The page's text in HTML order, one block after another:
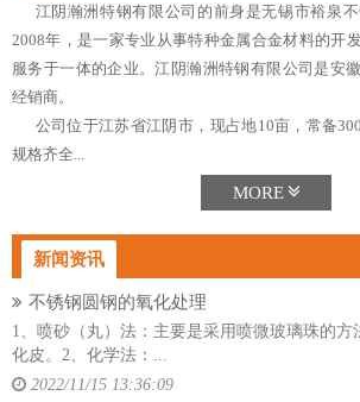
江阴瀚洲特钢有限公司的前身是无锡市裕泉
2008年，是一家专业从事特种金属合金材料的开
服务于一体的企业。江阴瀚洲特钢有限公司是安
经销商。
公司位于江苏省江阴市，现占地10亩，常备
规格齐全...
MORE
新闻资讯
不锈钢圆钢的氧化处理
1、喷砂（丸）法：主要是采用喷微玻璃珠的
化皮。2、化学法：...
2022/11/15 13:36:09